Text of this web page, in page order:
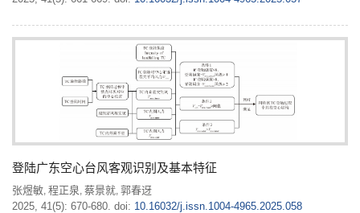
登陆广东空心台风客观识别及基本特征
张煜敏, 程正泉, 蔡景就, 郭春迓
2025, 41(5): 670-680. doi: 10.16032/j.issn.1004-4965.2025.058